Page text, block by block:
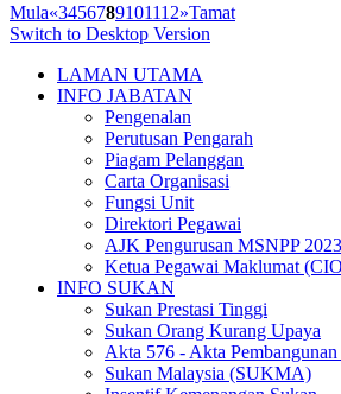
Mula«3456789101112»Tamat
Switch to Desktop Version
LAMAN UTAMA
INFO JABATAN
Pengenalan
Perutusan Pengarah
Piagam Pelanggan
Carta Organisasi
Fungsi Unit
Direktori Pegawai
AJK Pengurusan MSNPP
Ketua Pegawai Maklumat
INFO SUKAN
Sukan Prestasi Tinggi
Sukan Orang Kurang Upaya
Akta 576 - Akta
Sukan Malaysia (SUKMA)